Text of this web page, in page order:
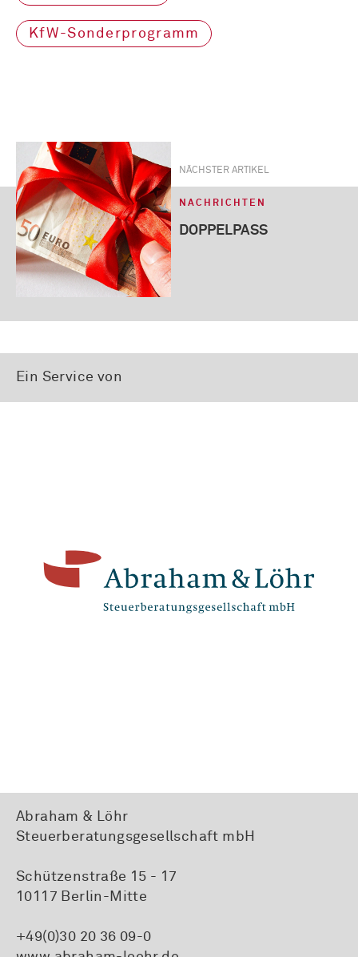
KfW-Sonderprogramm
NÄCHSTER ARTIKEL
NACHRICHTEN
DOPPELPASS
Ein Service von
Abraham & Löhr
Steuerberatungsgesellschaft mbH
Schützenstraße 15 - 17
10117 Berlin-Mitte
+49(0)30 20 36 09-0